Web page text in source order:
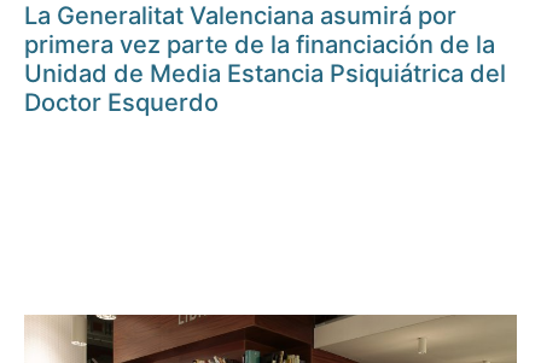
La Generalitat Valenciana asumirá por
primera vez parte de la financiación de la
Unidad de Media Estancia Psiquiátrica del
Doctor Esquerdo